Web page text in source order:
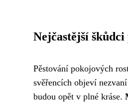
Nejčastější
Pěstování pokojových
svěřencích objeví
budou opět v plné kráse.